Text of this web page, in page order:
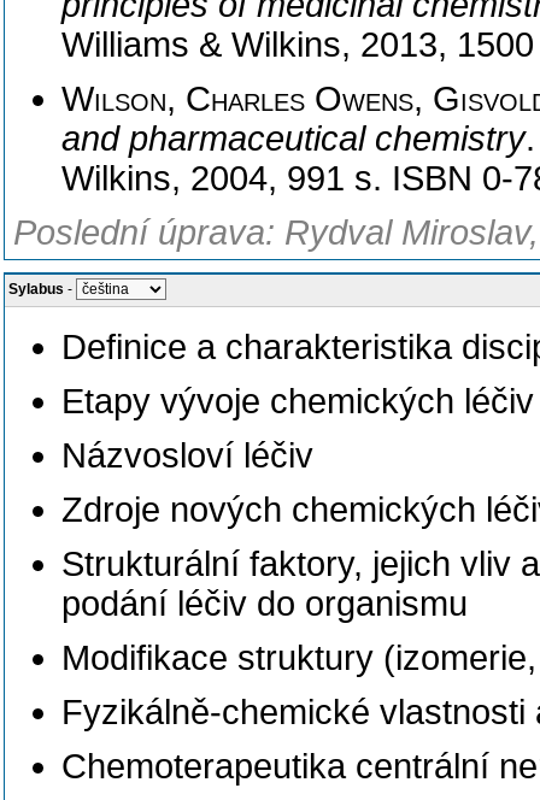
Williams & Wilkins, 2013,
Wilson, Charles Owens,
and pharmaceutical chemistry
Wilkins, 2004, 991 s. ISBN 0-
Poslední úprava: Rydval
Sylabus -
Definice a charakteristika
Etapy vývoje chemických léčiv
Názvosloví léčiv
Zdroje nových chemických
Strukturální faktory, jejich vliv
podání léčiv do organismu
Modifikace struktury
Fyzikálně-chemické
Chemoterapeutika centrální